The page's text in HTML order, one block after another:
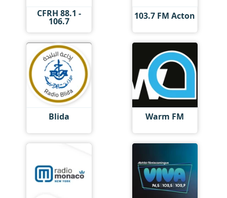
CFRH 88.1 -
106.7 103.7 FM Acton
Blida Warm FM